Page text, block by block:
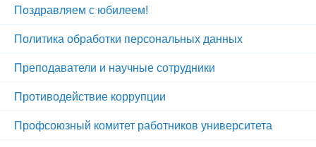
Поздравляем с юбилеем!
Политика обработки персональных данных
Преподаватели и научные сотрудники
Противодействие коррупции
Профсоюзный комитет работников университета